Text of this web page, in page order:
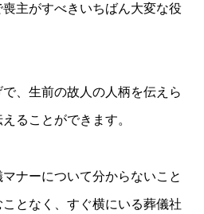
主がすべきいちばん大変な役
、生前の故人の人柄を伝えら
ることができます。
ナーについて分からないこと
となく、すぐ横にいる葬儀社